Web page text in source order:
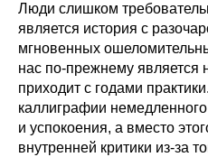
Люди слишком
является история с
мгновенных
нас по-прежнему является
приходит с годами
каллиграфии
и успокоения, а вместо
внутренней критики из-за